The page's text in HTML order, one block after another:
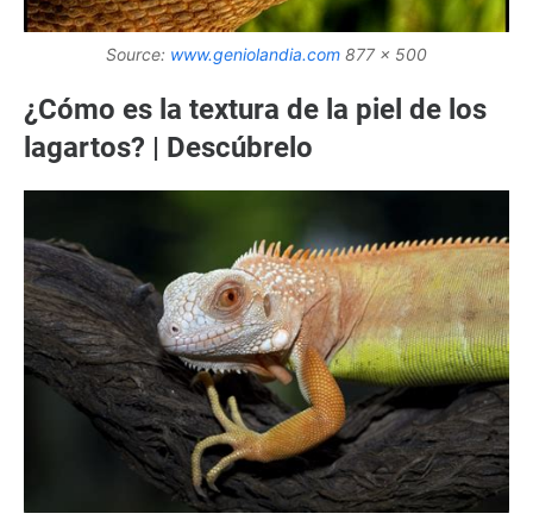
Source: www.geniolandia.com 877 x 500
¿Cómo es la textura de la piel de los
lagartos? | Descúbrelo